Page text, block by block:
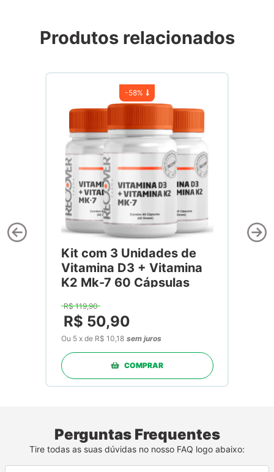
Produtos relacionados
-58%
Kit com 3 Unidades de
Vitamina D3 + Vitamina
K2 Mk-7 60 Cápsulas
R$ 119,90
R$ 50,90
Ou 5 xde R$ 10,18 sem juros
COMPRAR
Perguntas Frequentes
Tire todas as suas dúvidas no nosso FAQ logo abaixo: